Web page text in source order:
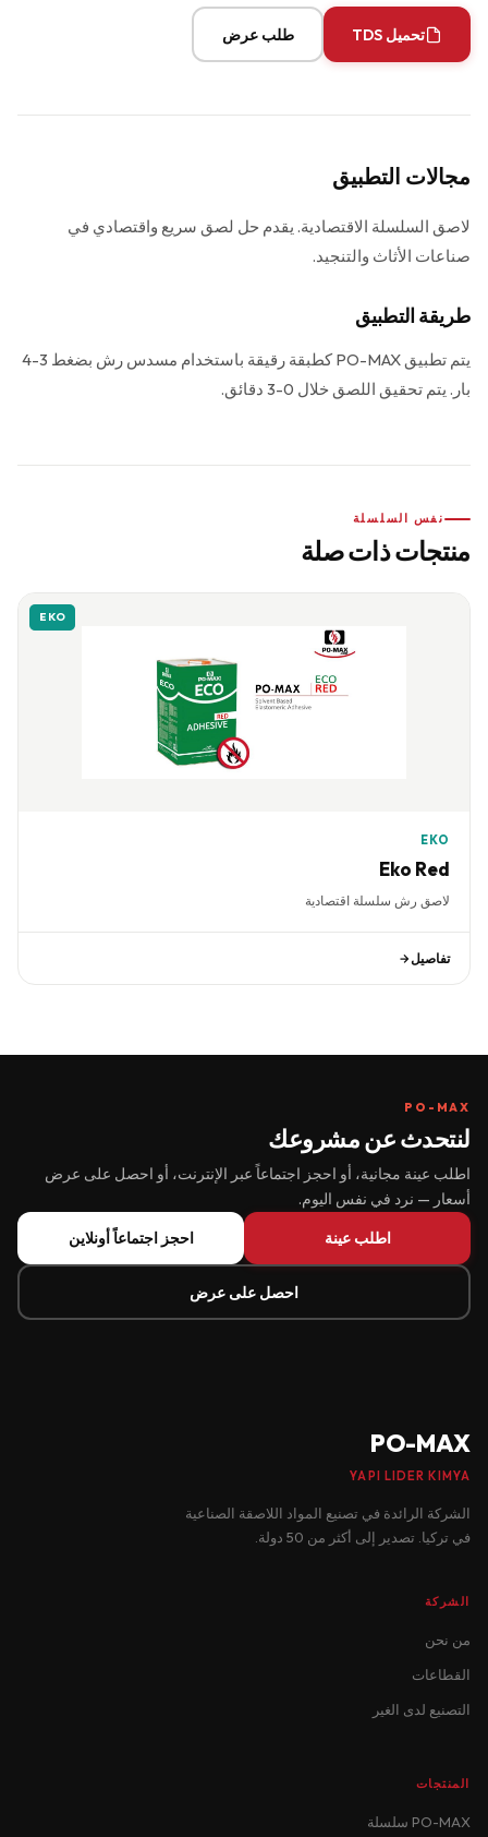
تحميل TDS طلب عرض
مجالات التطبيق
لاصق السلسلة الاقتصادية. يقدم حل لصق سريع واقتصادي في
صناعات الأثاث والتنجيد.
طريقة التطبيق
يتم تطبيق PO-MAX كطبقة رقيقة باستخدام مسدس رش بضغط 3-4
بار. يتم تحقيق اللصق خلال 0-3 دقائق.
نفس السلسلة
منتجات ذات صلة
EKO
EKO
Eko Red
لاصق رش سلسلة اقتصادية
تفاصيل
PO-MAX
لنتحدث عن مشروعك
اطلب عينة مجانية، أو احجز اجتماعاً عبر الإنترنت، أو احصل على عرض
أسعار — نرد في نفس اليوم.
اطلب عينة
احجز اجتماعاً أونلاين
احصل على عرض
PO-MAX
YAPI LIDER KIMYA
الشركة الرائدة في تصنيع المواد اللاصقة الصناعية
في تركيا. تصدير إلى أكثر من 50 دولة.
الشركة
من نحن
القطاعات
التصنيع لدى الغير
المنتجات
PO-MAX سلسلة